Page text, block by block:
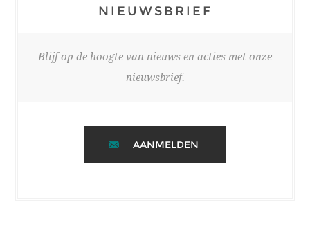
NIEUWSBRIEF
Blijf op de hoogte van nieuws en acties met onze
nieuwsbrief.
AANMELDEN